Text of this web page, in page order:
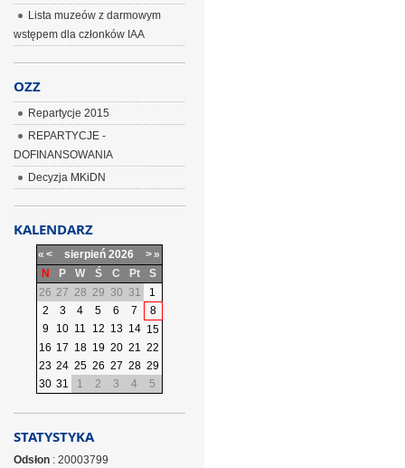
Lista muzeów z darmowym
wstępem dla członków IAA
OZZ
Repartycje 2015
REPARTYCJE -
DOFINANSOWANIA
Decyzja MKiDN
KALENDARZ
« < sierpień 2026 >»
N
P W Ś C Pt
S
26 27 28 29 30 31
1
2
3 4 5 6 7
8
9
10 11 12 13 14 15
16 17 18 19 20 21 22
23 24 25 26 27 28 29
30 31 1 2 3 4 5
STATYSTYKA
Odsłon: 20003799